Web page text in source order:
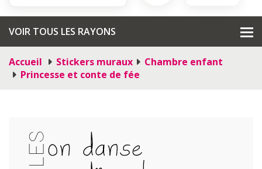
VOIR TOUS LES RAYONS
Accueil Stickers muraux
Chambre enfant
Princesse et conte de fée